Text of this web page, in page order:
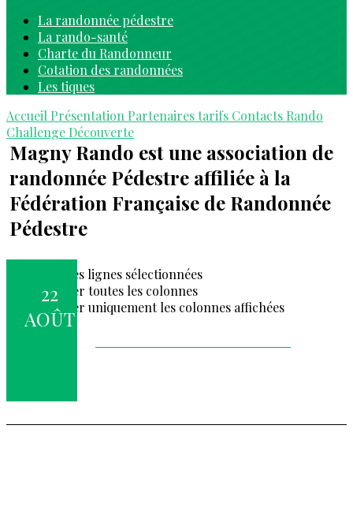
La randonnée pédestre
La rando-santé
Charte du Randonneur
Cotation des randonnées
Les tiques
Accueil Présentation Partenairestarifs Contacts Rando
Challenge Découverte
Magny Rando est une association de
randonnée Pédestre affiliée à la
Fédération Française de Randonnée
Pédestre